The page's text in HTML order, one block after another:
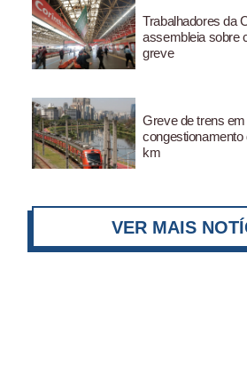
Trabalhadores da
assembleia sobre
greve
Greve de trens
congestionamento
km
VER